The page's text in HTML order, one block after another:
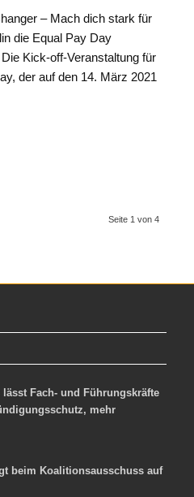
– Mach dich stark für
die Equal Pay Day
Kick-off-Veranstaltung für
der auf den 14. März 2021
Seite 1 von 4
Fach- und Führungskräfte
mehr
beim Koalitionsausschuss auf